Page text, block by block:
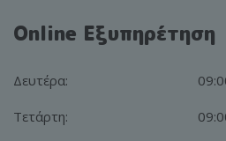
Online Εξυπηρέτηση
Δευτέρα:
Τετάρτη: